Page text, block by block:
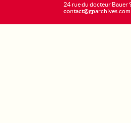
24 rue du docteur Bauer
contact@gparchives.com